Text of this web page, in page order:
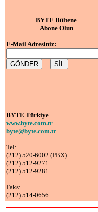
BYTE Bültene
Abone Olun
E-Mail Adresiniz:
BYTE Türkiye
www.byte.com.tr
byte@byte.com.tr
Tel:
(212) 520-6002 (PBX)
(212) 512-9271
(212) 512-9281
Faks:
(212) 514-0656